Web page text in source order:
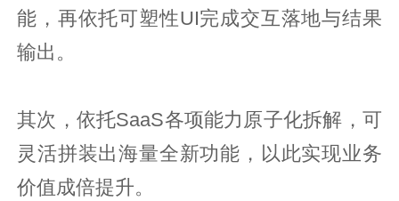
能，再依托可塑性UI完成交互落地与结果
输出。
其次，依托SaaS各项能力原子化拆解，可
灵活拼装出海量全新功能，以此实现业务
价值成倍提升。